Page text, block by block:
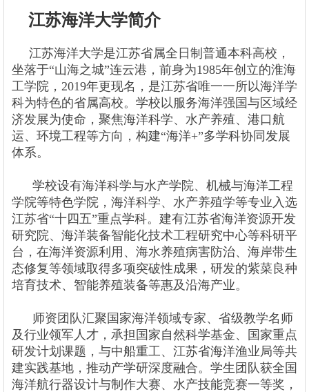
江苏海洋大学简介
江苏海洋大学是江苏省属全日制普通本科高校，
坐落于“山海之城”连云港，前身为1985年创立的淮海
工学院，2019年更现名，是江苏省唯一一所以海洋学
科为特色的省属高校。学校以服务海洋强国与区域经
济发展为使命，聚焦海洋科学、水产养殖、港口航
运、环境工程等方向，构建“海洋+”多学科协同发展
体系。
学校设有海洋科学与水产学院、机械与海洋工程
学院等特色学院，海洋科学、水产养殖学等专业入选
江苏省“十四五”重点学科。建有江苏省海洋资源开发
研究院、海洋装备智能化技术工程研究中心等科研平
台，在海洋资源利用、海水养殖病害防治、海岸带生
态修复等领域取得多项突破性成果，研发的紫菜良种
培育技术、智能养殖装备等惠及沿海产业。
师资团队汇聚国家海洋领域专家、省级教学名师
及行业领军人才，承担国家自然科学基金、国家重点
研发计划课题，与中船重工、江苏省海洋渔业局等共
建实践基地，推动产学研深度融合。学生团队获全国
海洋航行器设计与制作大赛、水产技能竞赛一等奖，